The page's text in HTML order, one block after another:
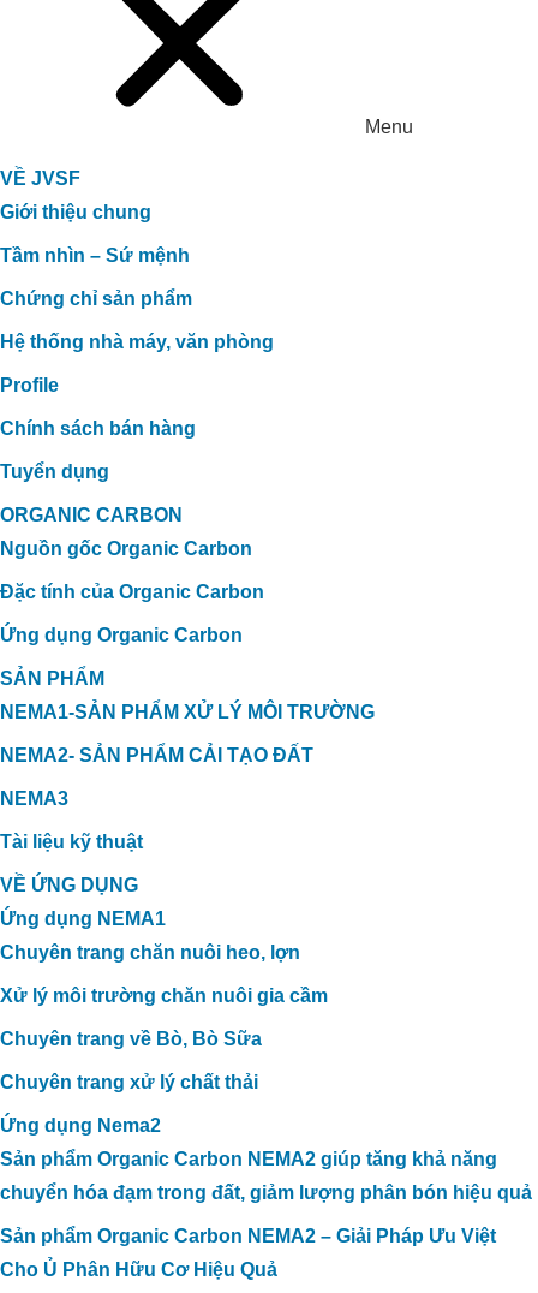
Menu
VỀ JVSF
Giới thiệu chung
Tầm nhìn – Sứ mệnh
Chứng chỉ sản phẩm
Hệ thống nhà máy, văn phòng
Profile
Chính sách bán hàng
Tuyển dụng
ORGANIC CARBON
Nguồn gốc Organic Carbon
Đặc tính của Organic Carbon
Ứng dụng Organic Carbon
SẢN PHẨM
NEMA1-SẢN PHẨM XỬ LÝ MÔI TRƯỜNG
NEMA2- SẢN PHẨM CẢI TẠO ĐẤT
NEMA3
Tài liệu kỹ thuật
VỀ ỨNG DỤNG
Ứng dụng NEMA1
Chuyên trang chăn nuôi heo, lợn
Xử lý môi trường chăn nuôi gia cầm
Chuyên trang về Bò, Bò Sữa
Chuyên trang xử lý chất thải
Ứng dụng Nema2
Sản phẩm Organic Carbon NEMA2 giúp tăng khả năng
chuyển hóa đạm trong đất, giảm lượng phân bón hiệu quả
Sản phẩm Organic Carbon NEMA2 – Giải Pháp Ưu Việt
Cho Ủ Phân Hữu Cơ Hiệu Quả